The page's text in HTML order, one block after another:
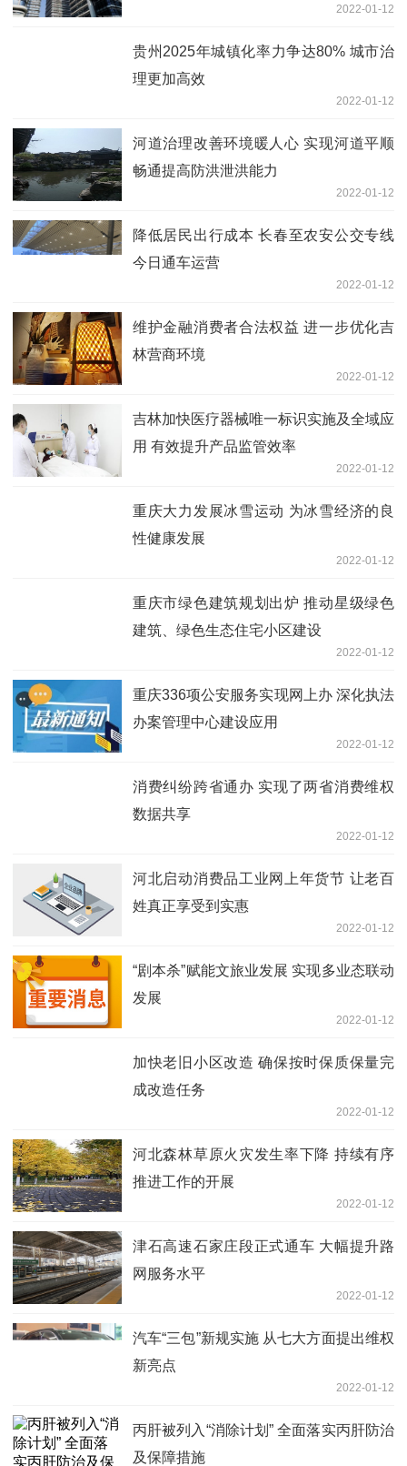
2022-01-12
贵州2025年城镇化率力争达80% 城市治
理更加高效
2022-01-12
河道治理改善环境暖人心 实现河道平顺
畅通提高防洪泄洪能力
2022-01-12
降低居民出行成本 长春至农安公交专线
今日通车运营
2022-01-12
维护金融消费者合法权益 进一步优化吉
林营商环境
2022-01-12
吉林加快医疗器械唯一标识实施及全域应
用 有效提升产品监管效率
2022-01-12
重庆大力发展冰雪运动 为冰雪经济的良
性健康发展
2022-01-12
重庆市绿色建筑规划出炉 推动星级绿色
建筑、绿色生态住宅小区建设
2022-01-12
重庆336项公安服务实现网上办 深化执法
办案管理中心建设应用
2022-01-12
消费纠纷跨省通办 实现了两省消费维权
数据共享
2022-01-12
河北启动消费品工业网上年货节 让老百
姓真正享受到实惠
2022-01-12
“剧本杀”赋能文旅业发展 实现多业态联动
发展
2022-01-12
加快老旧小区改造 确保按时保质保量完
成改造任务
2022-01-12
河北森林草原火灾发生率下降 持续有序
推进工作的开展
2022-01-12
津石高速石家庄段正式通车 大幅提升路
网服务水平
2022-01-12
汽车“三包”新规实施 从七大方面提出维权
新亮点
2022-01-12
丙肝被列入“消除计划” 全面落实丙肝防治
及保障措施